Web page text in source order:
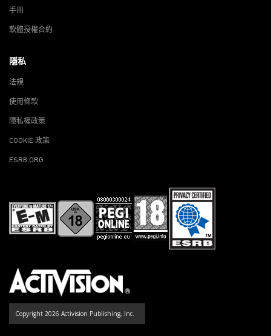
手冊
軟體授權合約
隱私
法規
使用條款
隱私權政策
COOKIE 政策
ESRB.ORG
Copyright 2026 Activision Publishing, Inc.